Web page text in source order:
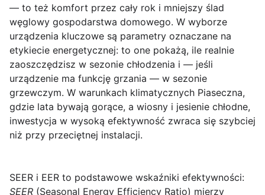
— to też komfort przez cały rok i mniejszy ślad
węglowy gospodarstwa domowego. W wyborze
urządzenia kluczowe są parametry oznaczane na
etykiecie energetycznej: to one pokażą, ile realnie
zaoszczędzisz w sezonie chłodzenia i — jeśli
urządzenie ma funkcję grzania — w sezonie
grzewczym. W warunkach klimatycznych Piaseczna,
gdzie lata bywają gorące, a wiosny i jesienie chłodne,
inwestycja w wysoką efektywność zwraca się szybciej
niż przy przeciętnej instalacji.
SEER i EER to podstawowe wskaźniki efektywności:
SEER (Seasonal Energy Efficiency Ratio) mierzy